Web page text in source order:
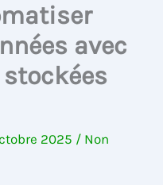
avec
2025 / Non